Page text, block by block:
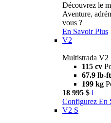
Découvrez le
Aventure,
vous ?
En Savoir Plus
V2
Multistrada V2
115 cv
67.9 lb-ft
199 kg
18 995 $ i
Configurez En
V2 S